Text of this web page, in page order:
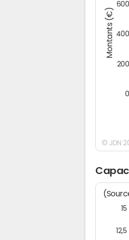
Montants (€)
0
200
400
600
© JDN
12,5
15